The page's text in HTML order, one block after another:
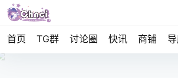
首页 TG群 讨论圈 快讯 商铺